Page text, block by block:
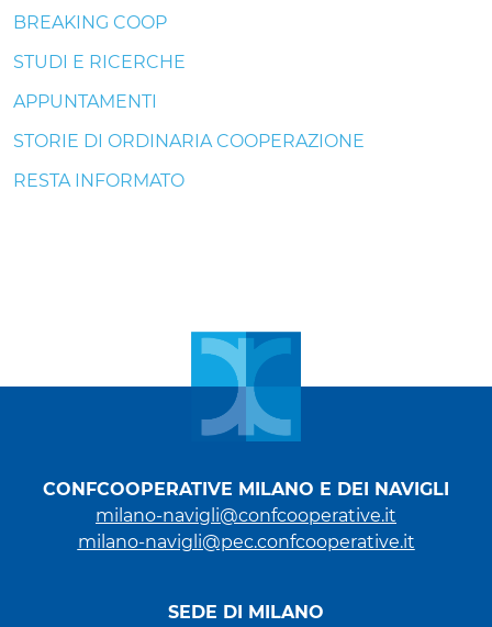
BREAKING COOP
STUDI E RICERCHE
APPUNTAMENTI
STORIE DI ORDINARIA COOPERAZIONE
RESTA INFORMATO
CONFCOOPERATIVE MILANO E DEI NAVIGLI
milano-navigli@confcooperative.it
milano-navigli@pec.confcooperative.it
SEDE DI MILANO